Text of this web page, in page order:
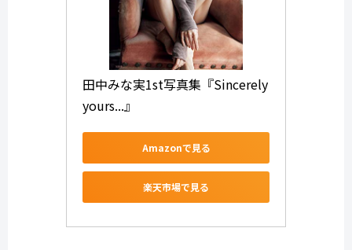
田中みな実1st写真集『Sincerely
yours...』
Amazonで見る
楽天市場で見る